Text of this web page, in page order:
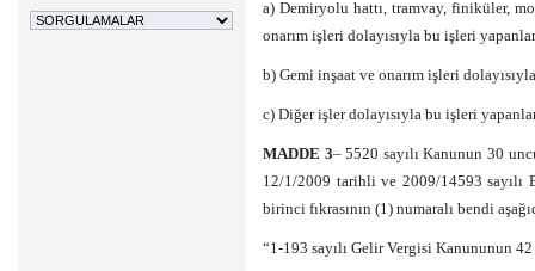
a) Demiryolu hattı, tramvay, finiküler,
onarım işleri dolayısıyla bu işleri
b) Gemi inşaat ve onarım işleri
c) Diğer işler dolayısıyla bu işleri
MADDE 3– 5520 sayılı Kanunun 30
12/1/2009 tarihli ve 2009/14593 sayılı
birinci fıkrasının (1) numaralı bendi
“1-193 sayılı Gelir Vergisi Kanununun